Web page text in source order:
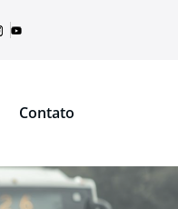
Contato